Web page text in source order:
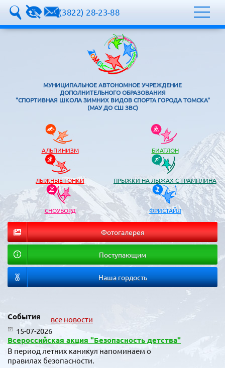
8 (3822) 28-23-88
МУНИЦИПАЛЬНОЕ АВТОНОМНОЕ УЧРЕЖДЕНИЕ
ДОПОЛНИТЕЛЬНОГО ОБРАЗОВАНИЯ
"СПОРТИВНАЯ ШКОЛА ЗИМНИХ ВИДОВ СПОРТА ГОРОДА ТОМСКА"
(МАУ ДО СШ ЗВС)
АЛЬПИНИЗМ БИАТЛОН
ЛЫЖНЫЕ ГОНКИ ПРЫЖКИ НА ЛЫЖАХ С ТРАМПЛИНА
СНОУБОРД ФРИСТАЙЛ
Фотогалерея
Поступающим
Наша гордость
События
все новости
15-07-2026
Всероссийская акция "Безопасность детства"
В период летних каникул напоминаем о
правилах безопасности.